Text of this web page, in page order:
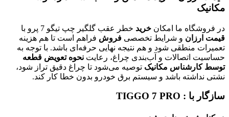
مکانیک
در فروشگاه ما امکان خرید خطر عقب گلگیر چپ تیگو 7 پرو با
قیمت ارزان و شرایط تخصصی فروش فراهم است تا هم هزینه
تعمیرات منطقی شود و هم نتیجه نهایی حرفه‌ای باشد. با توجه به
حساسیت اتصالات و آب‌بندی چراغ، رعایت نحوه تعویض قطعه
توسط کارشناس مکانیک توصیه می‌شود تا چراغ دقیق تراز شود،
نشتی نداشته باشد و سیستم برق خودرو بدون خطا کار کند.
سازگار با : TIGGO 7 PRO